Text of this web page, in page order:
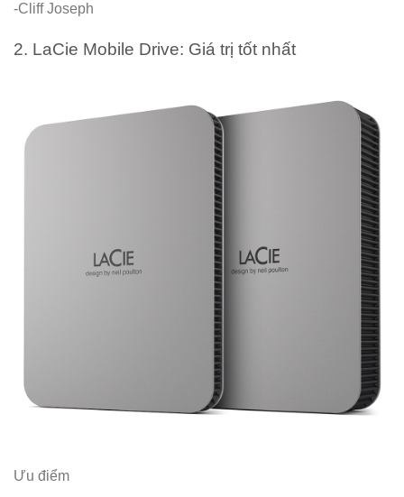
-Cliff Joseph
2. LaCie Mobile Drive: Giá trị tốt nhất
Ưu điểm